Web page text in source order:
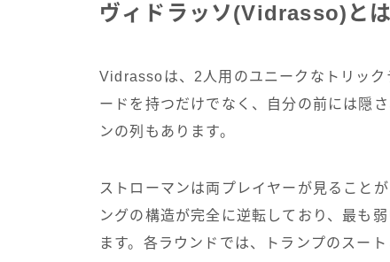
ヴィドラッソ(Vidrasso)と
Vidrassoは、2人用のユニークなトリッ
ードを持つだけでなく、自分の前には隠
ンの列もあります。
ストローマンは両プレイヤーが見ること
ングの構造が完全に逆転しており、最も
ます。各ラウンドでは、トランプのスー